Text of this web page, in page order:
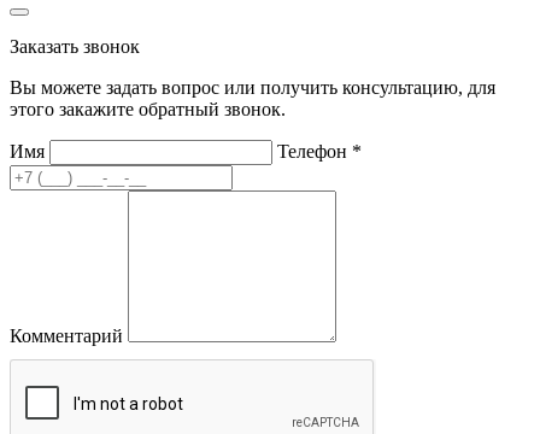
Заказать звонок
Вы можете задать вопрос или получить консультацию, для
этого закажите обратный звонок.
Имя Телефон *
Комментарий